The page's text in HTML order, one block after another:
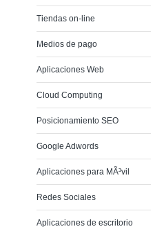
Tiendas on-line
Medios de pago
Aplicaciones Web
Cloud Computing
Posicionamiento SEO
Google Adwords
Aplicaciones para MÃ³vil
Redes Sociales
Aplicaciones de escritorio